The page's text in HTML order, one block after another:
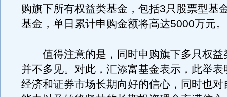
购旗下所有权益类基金，包括3只股票型基
基金，单日累计申购金额将高达5000万元。
值得注意的是，同时申购旗下多只权益
并不多见。对此，汇添富基金表示，此举表
经济和证券市场长期向好的信心，同时也对